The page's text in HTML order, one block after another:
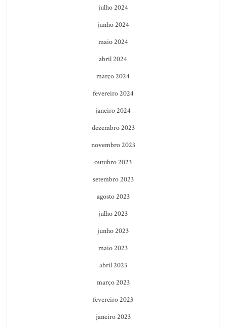
julho 2024
junho 2024
maio 2024
abril 2024
março 2024
fevereiro 2024
janeiro 2024
dezembro 2023
novembro 2023
outubro 2023
setembro 2023
agosto 2023
julho 2023
junho 2023
maio 2023
abril 2023
março 2023
fevereiro 2023
janeiro 2023